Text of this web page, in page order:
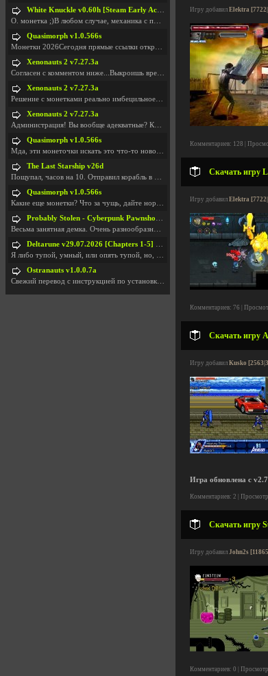
Игру добавил Elektra
Комментариев: 128 |
Скачать игру
Игру добавил Elektra
Комментариев: 76 |
Скачать игру
Игру добавил Kusko
Игра обновлена с
Комментариев: 2 |
Скачать игру
Игру добавил John2s
Комментариев: 0 |
White Knuckle v0.60h [Steam Early Access]
О. монетка ;)В любом случае, механика с поиском мо
Quasimorph v1.0.566s
Монетки 2026Сегодня прямые ссылки открываются посл
Xenonauts 2 v7.27.3a
Согласен с комментом ниже...Выкроишь время чтобы з
Xenonauts 2 v7.27.3a
Решение с монетками реально имбецильное. Как сдела
Xenonauts 2 v7.27.3a
Администрация! Вы вообще адекватные? Какие монетки
Quasimorph v1.0.566s
Мда, эти монеточки искать это что-то новое в сфере
The Last Starship v26d
Пощупал, часов на 10. Отправил корабль в другую Га
Quasimorph v1.0.566s
Какие еще монетки? Что за чущь, дайте нормально ск
Probably Stolen - Cyberpunk Pawnshop Simulator v048c [Playtest]
Весьма занятная демка. Очень разнообразные механик
Deltarune v29.07.2026 [Chapters 1-5] / + RUS [Chapters 1-5]
Я либо тупой, умный, или опять тупой, но, вроде я
Ostranauts v1.0.0.7a
Свежий перевод с инструкцией по установкеhttps://g